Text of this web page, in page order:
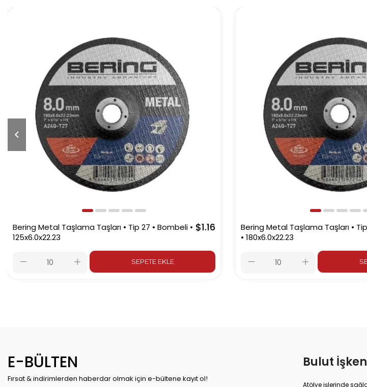
Bering Metal Taşlama Taşları • Tip 27 • Bombeli •
125x6.0x22.23
$1.16
SEPETE EKLE
Bering Metal Taşlama Taşları •
• 180x6.0x22.23
E-BÜLTEN
Fırsat & indirimlerden haberdar olmak için e-bültene kayıt ol!
Bulut
Atölye işlerinde